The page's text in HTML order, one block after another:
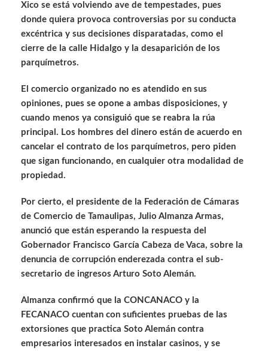
Xico se está volviendo ave de tempestades, pues
donde quiera provoca controversias por su conducta
excéntrica y sus decisiones disparatadas, como el
cierre de la calle Hidalgo y la desaparición de los
parquímetros.
El comercio organizado no es atendido en sus
opiniones, pues se opone a ambas disposiciones, y
cuando menos ya consiguió que se reabra la rúa
principal. Los hombres del dinero están de acuerdo en
cancelar el contrato de los parquímetros, pero piden
que sigan funcionando, en cualquier otra modalidad de
propiedad.
Por cierto, el presidente de la Federación de Cámaras
de Comercio de Tamaulipas, Julio Almanza Armas,
anunció que están esperando la respuesta del
Gobernador Francisco García Cabeza de Vaca, sobre la
denuncia de corrupción enderezada contra el sub-
secretario de ingresos Arturo Soto Alemán.
Almanza confirmó que la CONCANACO y la
FECANACO cuentan con suficientes pruebas de las
extorsiones que practica Soto Alemán contra
empresarios interesados en instalar casinos, y se